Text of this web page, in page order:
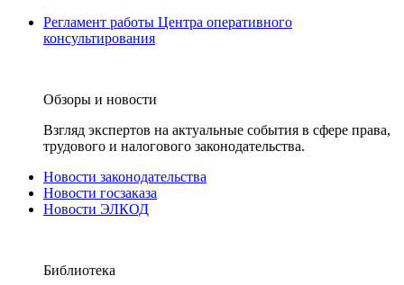
Регламент работы Центра оперативного
консультирования
Обзоры и новости
Взгляд экспертов на актуальные события в сфере права,
трудового и налогового законодательства.
Новости законодательства
Новости госзаказа
Новости ЭЛКОД
Библиотека